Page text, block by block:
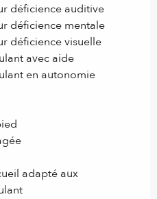
déficience auditive
déficience mentale
déficience visuelle
avec aide
en autonomie
adapté aux